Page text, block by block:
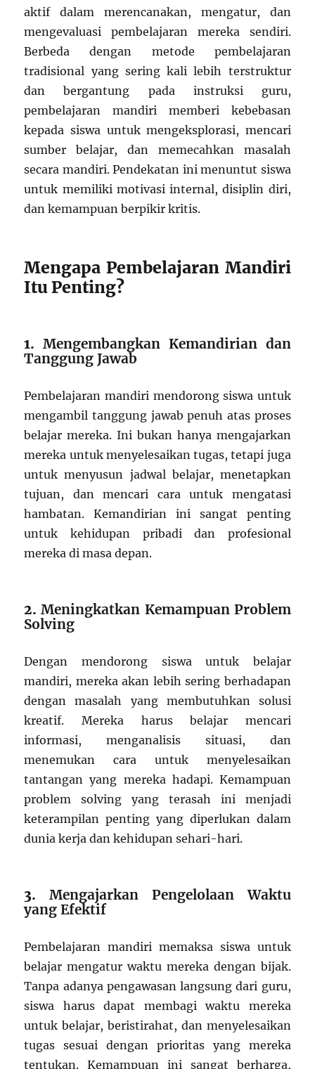
aktif dalam merencanakan, mengatur, dan
mengevaluasi pembelajaran mereka sendiri.
Berbeda dengan metode pembelajaran
tradisional yang sering kali lebih terstruktur
dan bergantung pada instruksi guru,
pembelajaran mandiri memberi kebebasan
kepada siswa untuk mengeksplorasi, mencari
sumber belajar, dan memecahkan masalah
secara mandiri. Pendekatan ini menuntut siswa
untuk memiliki motivasi internal, disiplin diri,
dan kemampuan berpikir kritis.
Mengapa Pembelajaran Mandiri
Itu Penting?
1.Mengembangkan Kemandirian dan
Tanggung Jawab
Pembelajaran mandiri mendorong siswa untuk
mengambil tanggung jawab penuh atas proses
belajar mereka. Ini bukan hanya mengajarkan
mereka untuk menyelesaikan tugas, tetapi juga
untuk menyusun jadwal belajar, menetapkan
tujuan, dan mencari cara untuk mengatasi
hambatan. Kemandirian ini sangat penting
untuk kehidupan pribadi dan profesional
mereka di masa depan.
2.Meningkatkan Kemampuan Problem
Solving
Dengan mendorong siswa untuk belajar
mandiri, mereka akan lebih sering berhadapan
dengan masalah yang membutuhkan solusi
kreatif. Mereka harus belajar mencari
informasi, menganalisis situasi, dan
menemukan cara untuk menyelesaikan
tantangan yang mereka hadapi. Kemampuan
problem solving yang terasah ini menjadi
keterampilan penting yang diperlukan dalam
dunia kerja dan kehidupan sehari-hari.
3.Mengajarkan Pengelolaan Waktu
yang Efektif
Pembelajaran mandiri memaksa siswa untuk
belajar mengatur waktu mereka dengan bijak.
Tanpa adanya pengawasan langsung dari guru,
siswa harus dapat membagi waktu mereka
untuk belajar, beristirahat, dan menyelesaikan
tugas sesuai dengan prioritas yang mereka
tentukan. Kemampuan ini sangat berharga,